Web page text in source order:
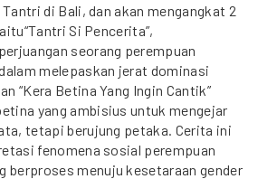
di Bali, dan akan mengangkat 2
Si Pencerita”,
seorang perempuan
melepaskan jerat dominasi
“Kera Betina Yang Ingin Cantik”
yang ambisius untuk mengejar
tetapi berujung petaka. Cerita ini
fenomena sosial perempuan
berproses menuju kesetaraan gender